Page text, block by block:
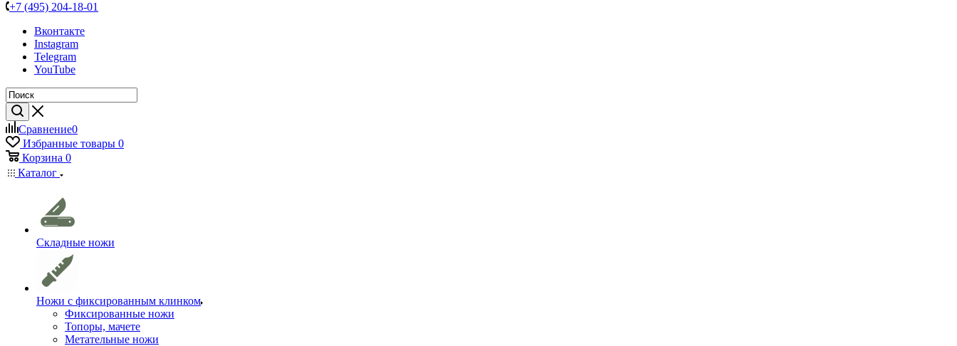
+7 (495) 204-18-01
Вконтакте
Instagram
Telegram
YouTube
Сравнение0
Избранные товары 0
Корзина 0
Каталог
Складные ножи
Ножи с фиксированным клинком
Фиксированные ножи
Топоры, мачете
Метательные ножи